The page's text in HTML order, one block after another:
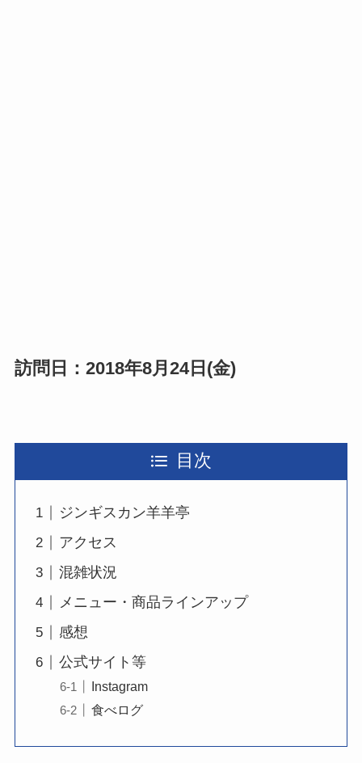
訪問日：2018年8月24日(金)
目次
ジンギスカン羊羊亭
アクセス
混雑状況
メニュー・商品ラインアップ
感想
公式サイト等
Instagram
食べログ